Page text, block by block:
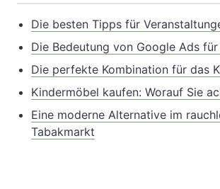
Die besten Tipps für
Die Bedeutung von Google Ads
Die perfekte Kombination für das
Kindermöbel kaufen: Worauf Sie
Eine moderne Alternative im
Tabakmarkt